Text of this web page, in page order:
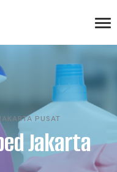
PUSAT
Jakarta